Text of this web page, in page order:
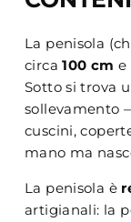
La penisola
circa100 cm e
Sotto si trova
sollevamento
cuscini,
mano ma
La penisola è
artigianali: la